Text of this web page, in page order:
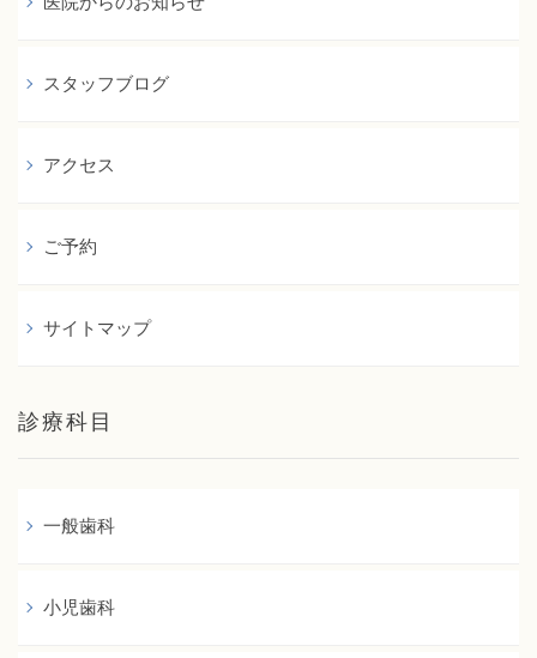
スタッフブログ
アクセス
ご予約
サイトマップ
診療科目
一般歯科
小児歯科